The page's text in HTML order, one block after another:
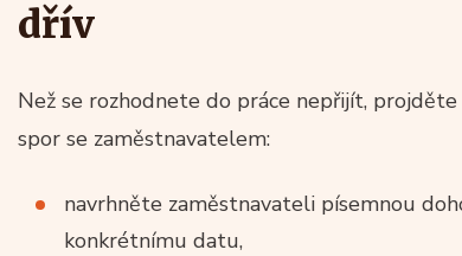
dřív
Než se rozhodnete do práce nepřijít,
spor se zaměstnavatelem:
navrhněte zaměstnavateli písemnou
konkrétnímu datu,